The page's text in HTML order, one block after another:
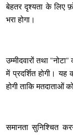
बेहतर दृश्यता के लिए
भरा होगा।
उम्मीदवारों तथा
में प्रदर्शित होगी।
होगी ताकि मतदाताओं
समानता सुनिश्चित